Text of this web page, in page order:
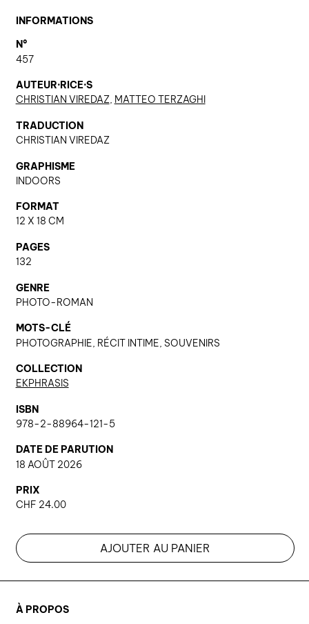
engagement durable
À PROPOS
INFORMATIONS
N°
457
AUTEUR·RICE·S
CHRISTIAN VIREDAZ, MATTEO TERZAGHI
TRADUCTION
CHRISTIAN VIREDAZ
GRAPHISME
INDOORS
FORMAT
12 X 18 CM
PAGES
132
GENRE
PHOTO-ROMAN
MOTS-CLÉ
PHOTOGRAPHIE, RÉCIT INTIME, SOUVENIRS
COLLECTION
EKPHRASIS
ISBN
978-2-88964-121-5
DATE DE PARUTION
18 AOÛT 2026
PRIX
CHF 24.00
AJOUTER AU PANIER